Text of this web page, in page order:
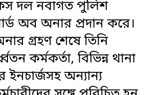
দল নবাগত পুলিশ
অব অনার প্রদান করে।
গ্রহণ শেষে তিনি
কর্মকর্তা, বিভিন্ন থানা
ইনচার্জসহ অন্যান্য